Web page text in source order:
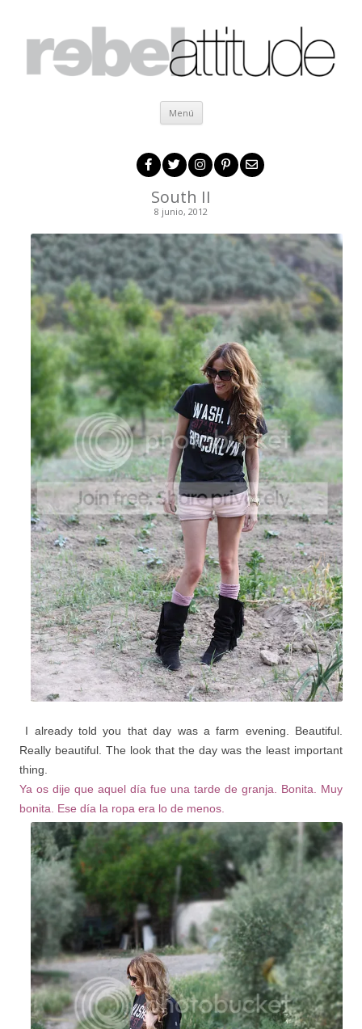
Menú Ir al contenido
South II
8 junio, 2012
I already told you that day was a farm evening. Beautiful.
Really beautiful. The look that the day was the least important
thing.
Ya os dije que aquel día fue una tarde de granja. Bonita. Muy
bonita. Ese día la ropa era lo de menos.